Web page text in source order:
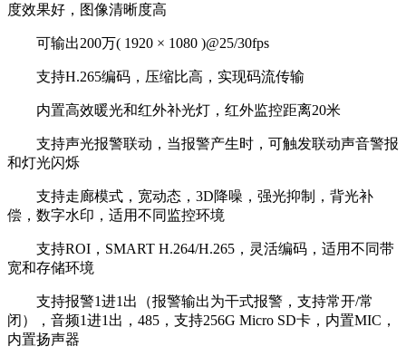
度效果好，图像清晰度高
可输出200万( 1920 × 1080 )@25/30fps
支持H.265编码，压缩比高，实现码流传输
内置高效暖光和红外补光灯，红外监控距离20米
支持声光报警联动，当报警产生时，可触发联动声音警报
和灯光闪烁
支持走廊模式，宽动态，3D降噪，强光抑制，背光补
偿，数字水印，适用不同监控环境
支持ROI，SMART H.264/H.265，灵活编码，适用不同带
宽和存储环境
支持报警1进1出（报警输出为干式报警，支持常开/常
闭），音频1进1出，485，支持256G Micro SD卡，内置MIC，
内置扬声器